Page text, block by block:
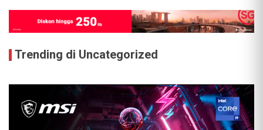
Trending di Uncategorized